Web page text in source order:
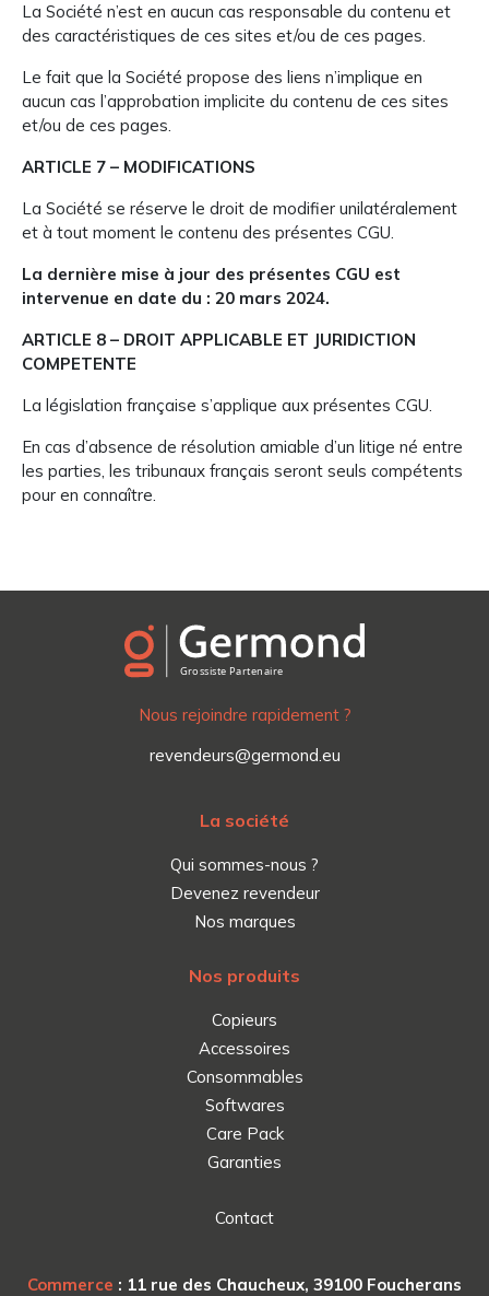
La Société n’est en aucun cas responsable du contenu et
des caractéristiques de ces sites et/ou de ces pages.
Le fait que la Société propose des liens n’implique en
aucun cas l’approbation implicite du contenu de ces sites
et/ou de ces pages.
ARTICLE 7 – MODIFICATIONS
La Société se réserve le droit de modifier unilatéralement
et à tout moment le contenu des présentes CGU.
La dernière mise à jour des présentes CGU est
intervenue en date du : 20 mars 2024.
ARTICLE 8 – DROIT APPLICABLE ET JURIDICTION
COMPETENTE
La législation française s’applique aux présentes CGU.
En cas d’absence de résolution amiable d’un litige né entre
les parties, les tribunaux français seront seuls compétents
pour en connaître.
Nous rejoindre rapidement ?
revendeurs@germond.eu
La société
Qui sommes-nous ?
Devenez revendeur
Nos marques
Nos produits
Copieurs
Accessoires
Consommables
Softwares
Care Pack
Garanties
Contact
Commerce : 11 rue des Chaucheux, 39100 Foucherans